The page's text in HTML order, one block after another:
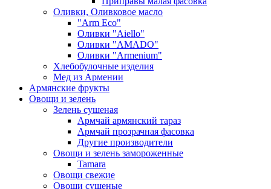
Оливки, Оливковое масло
"Arm Eco"
Оливки "Aiello"
Оливки "AMADO"
Оливки "Armenium"
Хлебобулочные изделия
Мед из Армении
Армянские фрукты
Овощи и зелень
Зелень сушеная
Армчай армянский тараз
Армчай прозрачная фасовка
Другие производители
Овощи и зелень замороженные
Tamara
Овощи свежие
Овощи сушеные